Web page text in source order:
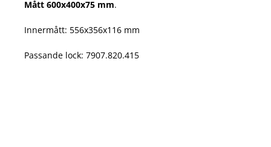
Mått 600x400x75 mm.
Innermått: 556x356x116 mm
Passande lock: 7907.820.415